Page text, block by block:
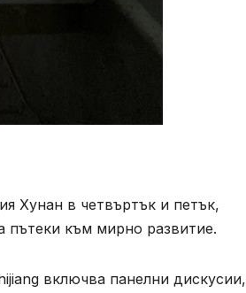
Хунан в четвъртък и петък,
пътеки към мирно развитие.
включва панелни дискусии,